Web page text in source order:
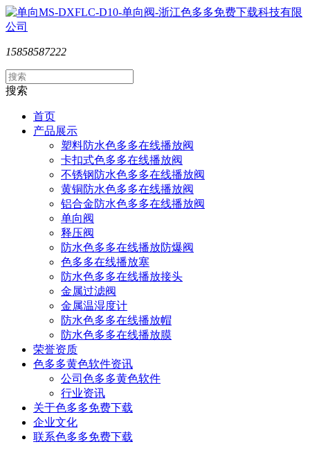
15858587222
搜索
首页
产品展示
塑料防水色多多在线播放阀
卡扣式色多多在线播放阀
不锈钢防水色多多在线播放阀
黄铜防水色多多在线播放阀
铝合金防水色多多在线播放阀
单向阀
释压阀
防水色多多在线播放防爆阀
色多多在线播放塞
防水色多多在线播放接头
金属过滤阀
金属温湿度计
防水色多多在线播放帽
防水色多多在线播放膜
荣誉资质
色多多黄色软件资讯
公司色多多黄色软件
行业资讯
关于色多多免费下载
企业文化
联系色多多免费下载